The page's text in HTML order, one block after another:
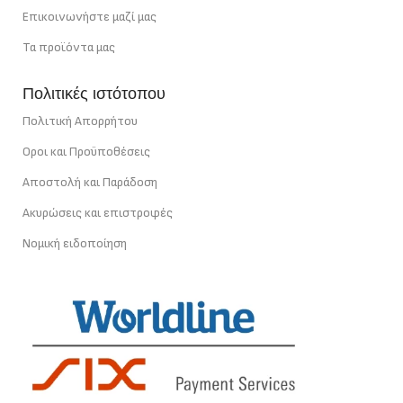
Επικοινωνήστε μαζί μας
Τα προϊόντα μας
Πολιτικές ιστότοπου
Πολιτική Απορρήτου
Οροι και Προϋποθέσεις
Αποστολή και Παράδοση
Ακυρώσεις και επιστροφές
Νομική ειδοποίηση